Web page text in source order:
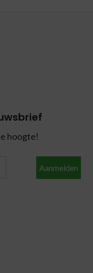
hoogte!
Aanmelden